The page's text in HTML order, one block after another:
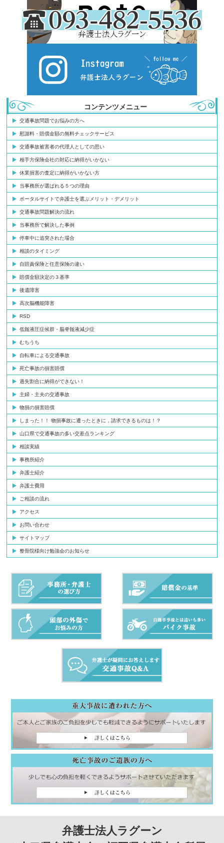
コンテンツメニュー
交通事故問題でお悩みの方へ
慰謝料・賠償金額の無料チェックサービス
交通事故被害者の代理人としての思い
相手方保険会社の対応に納得がいかない
休業損害の査定に納得がいかない方
当事務所が選ばれる５つの理由
ポータルサイトで弁護士を選ぶメリット・デメリット
交通事故問題解決の流れ
当事務所で解決した事例
停車中に追突された場合
相談のタイミング
自賠責保険と任意保険の違い
賠償金額決定の３基準
後遺障害
高次脳機能障害
RSD
低髄液圧症候群・脳脊髄液減少症
むちうち
自転車による交通事故
死亡事故の損害賠償
過失割合に納得ができない！
主婦・主夫の交通事故
物損の損害賠償
しまった！！ 物損事故に遭ったときに，請求できるものは！？
山口県で交通事故の多い交差点ランキング
相談実績
事務所紹介
弁護士紹介
弁護士費用
ご相談の流れ
アクセス
お問い合わせ
サイトマップ
整骨院様向け勉強会のお知らせ
弁護士法人ラグーン